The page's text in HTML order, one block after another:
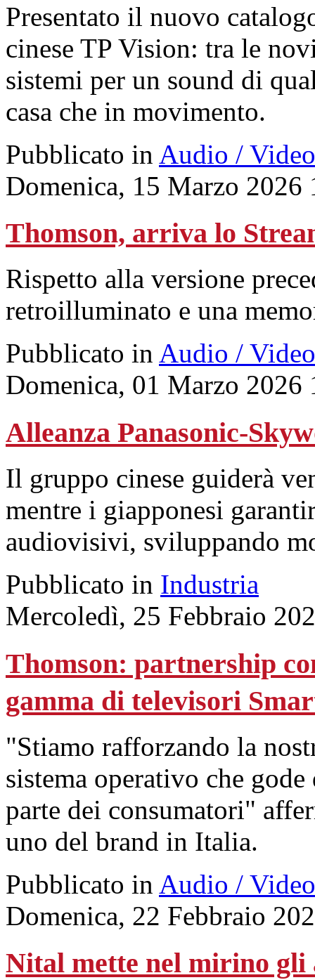
Presentato il nuovo
cinese TP Vision: tra le
sistemi per un sound di
casa che in movimento.
Pubblicato in Audio / Video
Domenica, 15 Marzo 2026
Thomson, arriva lo
Rispetto alla versione
retroilluminato e una
Pubblicato in Audio / Video
Domenica, 01 Marzo 2026
Alleanza Panasonic-
Il gruppo cinese guiderà
mentre i giapponesi
audiovisivi, sviluppando
Pubblicato in Industria
Mercoledì, 25 Febbraio
Thomson: partnership
gamma di televisori
"Stiamo rafforzando la
sistema operativo che
parte dei consumatori"
uno del brand in Italia.
Pubblicato in Audio / Video
Domenica, 22 Febbraio
Nital mette nel mirino gli